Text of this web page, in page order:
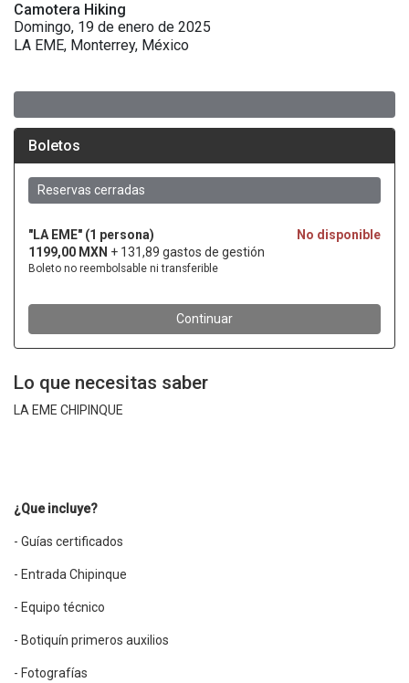
Camotera Hiking
Domingo, 19 de enero de 2025
LA EME, Monterrey, México
Lo que necesitas saber
LA EME CHIPINQUE
¿Que incluye?
- Guías certificados
- Entrada Chipinque
- Equipo técnico
- Botiquín primeros auxilios
- Fotografías